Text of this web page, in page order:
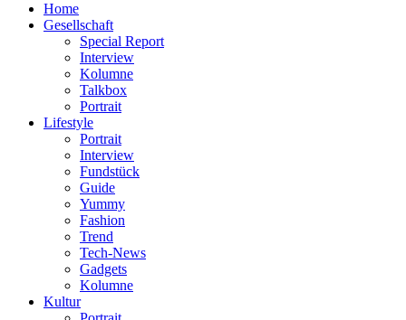
Home
Gesellschaft
Special Report
Interview
Kolumne
Talkbox
Portrait
Lifestyle
Portrait
Interview
Fundstück
Guide
Yummy
Fashion
Trend
Tech-News
Gadgets
Kolumne
Kultur